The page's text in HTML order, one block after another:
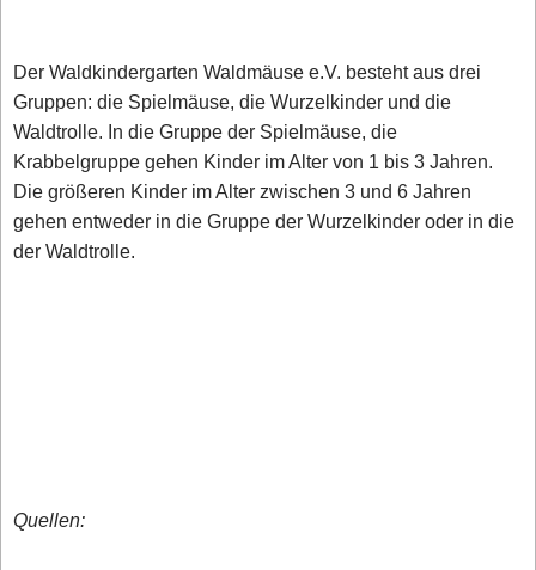
Der Waldkindergarten Waldmäuse e.V. besteht aus drei
Gruppen: die Spielmäuse, die Wurzelkinder und die
Waldtrolle. In die Gruppe der Spielmäuse, die
Krabbelgruppe gehen Kinder im Alter von 1 bis 3 Jahren.
Die größeren Kinder im Alter zwischen 3 und 6 Jahren
gehen entweder in die Gruppe der Wurzelkinder oder in die
der Waldtrolle.
Quellen: